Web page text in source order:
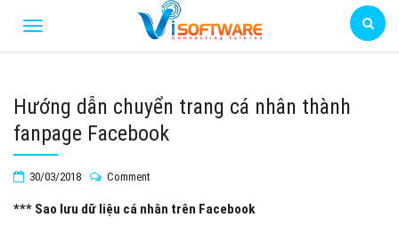
Hướng dẫn chuyển trang cá nhân thành
fanpage Facebook
30/03/2018 Comment
*** Sao lưu dữ liệu cá nhân trên Facebook